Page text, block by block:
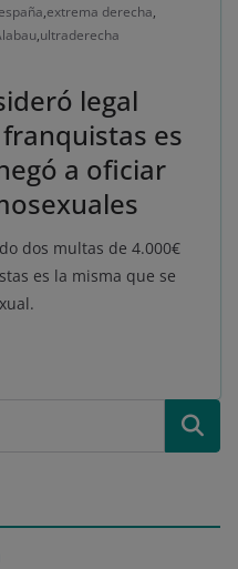
españa,extrema derecha,
,ultraderecha
legal
es
a oficiar
dos multas de 4.000€
es la misma que se